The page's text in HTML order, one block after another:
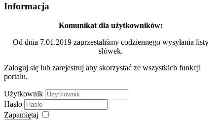
Informacja
Komunikat dla użytkowników:
Od dnia 7.01.2019 zaprzestaliśmy codziennego wysyłania listy
słówek.
Zaloguj się lub zarejestruj aby skorzystać ze wszystkich funkcji
portalu.
Użytkownik
Hasło
Zapamiętaj